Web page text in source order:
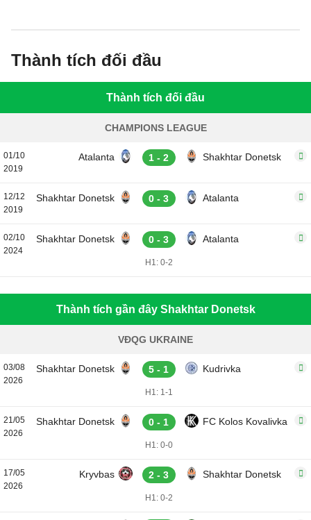
Thành tích đối đầu
Thành tích đối đầu
CHAMPIONS LEAGUE
01/10
2019
Atalanta 1 - 2 Shakhtar Donetsk
12/12
2019
Shakhtar Donetsk 0 - 3 Atalanta
02/10
2024
Shakhtar Donetsk 0 - 3 Atalanta
H1: 0-2
Thành tích gần đây Shakhtar Donetsk
VĐQG UKRAINE
03/08
2026
Shakhtar Donetsk 5 - 1 Kudrivka
H1: 1-1
21/05
2026
Shakhtar Donetsk 0 - 1 FC Kolos Kovalivka
H1: 0-0
17/05
2026
Kryvbas 2 - 3 Shakhtar Donetsk
H1: 0-2